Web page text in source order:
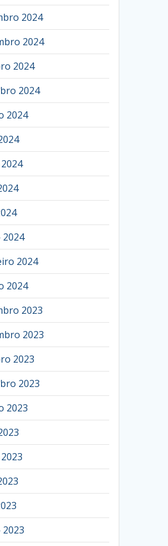
2024
2024
2024
2024
2024
2024
2024
2024
2023
2023
2023
2023
2023